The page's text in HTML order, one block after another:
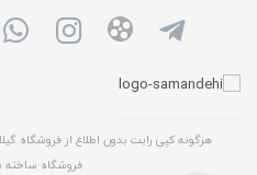
هرگونه کپی رایت بدون اطلاع از فروشگاه
فروشگاه ساخته